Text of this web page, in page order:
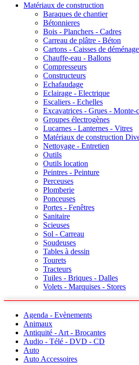
Matériaux de construction
Baraques de chantier
Bétonnieres
Bois - Planchers - Cadres
Carreau de plâtre - Béton
Cartons - Caisses de
Chauffe-eau - Ballons
Compresseurs
Constructeurs
Echafaudage
Eclairage - Electrique
Escaliers - Echelles
Excavatrices - Grues - Monte-
Groupes électrogènes
Lucarnes - Lanternes - Vitres
Matériaux de construction
Nettoyage - Entretien
Outils
Outils location
Peintres - Peinture
Perceuses
Plomberie
Ponceuses
Portes - Fenêtres
Sanitaire
Scieuses
Sol - Carreau
Soudeuses
Tables à dessin
Tourets
Tracteurs
Tuiles - Briques - Dalles
Volets - Marquises - Stores
Agenda - Evènements
Animaux
Antiquité - Art - Brocantes
Audio - Télé - DVD - CD
Auto
Auto Accessoires